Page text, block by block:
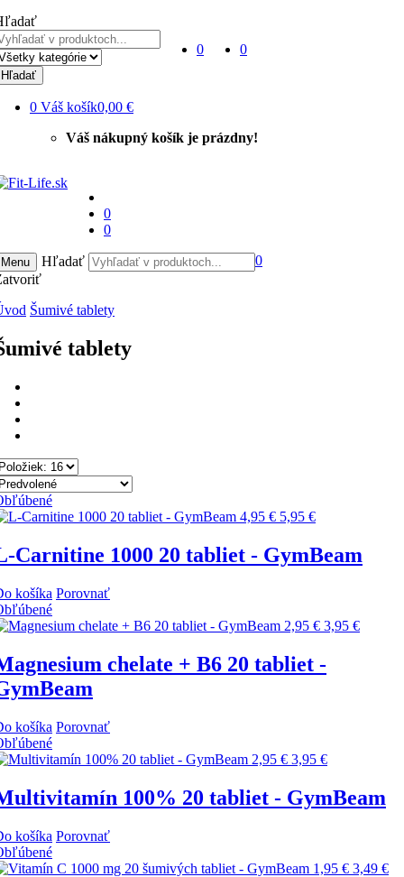
Hľadať
0 0
0 Váš košík0,00 €
Váš nákupný košík je prázdny!
0
0
Menu Hľadať 0
Šumivé tablety
tablety
4,95 € 5,95 €
Carnitine 1000 20 tabliet - GymBeam
košíka Porovnať
2,95 € 3,95 €
chelate + B6 20 tabliet -
košíka Porovnať
2,95 € 3,95 €
100% 20 tabliet - GymBeam
košíka Porovnať
1,95 € 3,49 €